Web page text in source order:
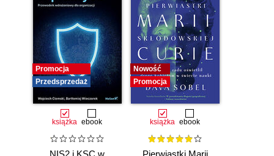
Promocja
Przedsprzedaż
książka ebook
Nowość
Promocja
książka ebook